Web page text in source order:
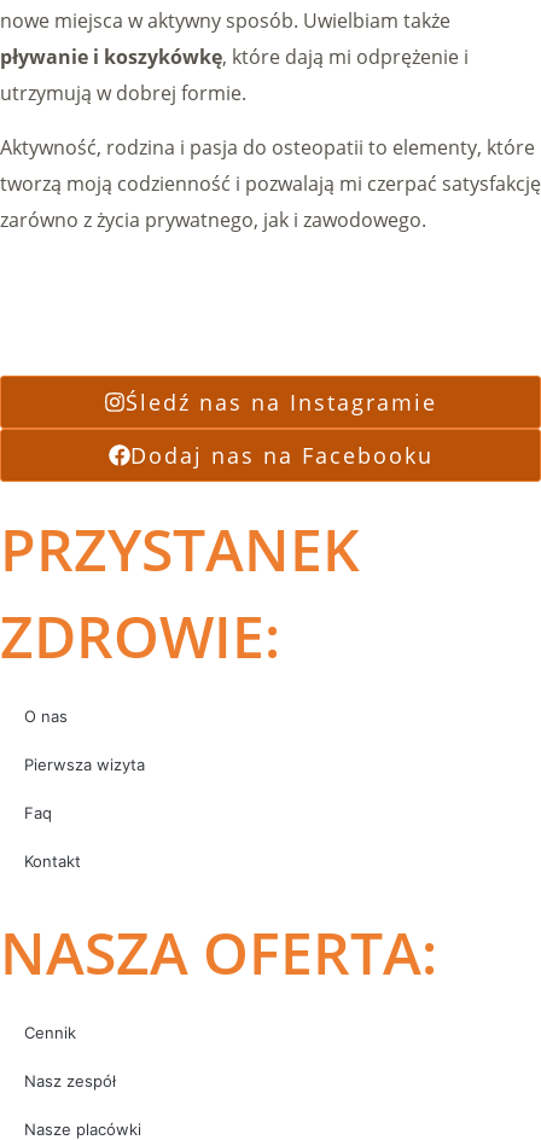
nowe miejsca w aktywny sposób. Uwielbiam także
pływanie i koszykówkę, które dają mi odprężenie i
utrzymują w dobrej formie.
Aktywność, rodzina i pasja do osteopatii to elementy, które
tworzą moją codzienność i pozwalają mi czerpać satysfakcję
zarówno z życia prywatnego, jak i zawodowego.
Śledź nas na Instagramie
Dodaj nas na Facebooku
PRZYSTANEK
ZDROWIE:
O nas
Pierwsza wizyta
Faq
Kontakt
NASZA OFERTA:
Cennik
Nasz zespół
Nasze placówki